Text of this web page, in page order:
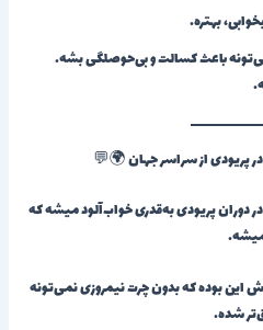
بهتره.
باعث کسالت و بی‌حوصلگی بشه.
در پریودی از سراسر جهان 🌍💬
دوران پریودی به‌قدری خواب‌آلود میشه که
این بوده که بدون چرت نیمروزی نمی‌تونه
شده.